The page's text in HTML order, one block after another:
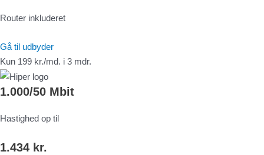
Router inkluderet
Gå til udbyder
Kun 199 kr./md. i 3 mdr.
1.000/50 Mbit
Hastighed op til
1.434 kr.